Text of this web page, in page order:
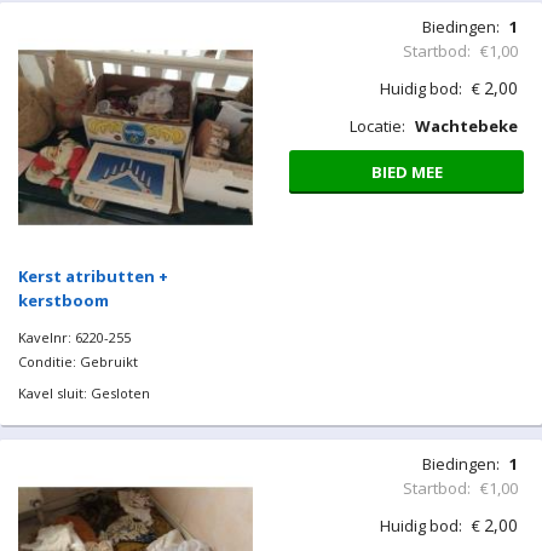
Kerst atributten +
kerstboom
Kavelnr: 6220-255
Conditie: Gebruikt
Kavel sluit: Gesloten
Biedingen: 1
Startbod: €1,00
Huidig bod: € 2,00
Locatie: Wachtebeke
BIED MEE
Biedingen: 1
Startbod: €1,00
Huidig bod: € 2,00